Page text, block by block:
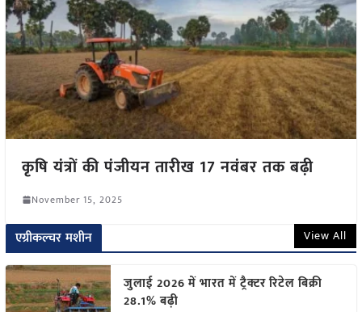
कृषि यंत्रों की पंजीयन तारीख 17 नवंबर तक बढ़ी
November 15, 2025
एग्रीकल्चर मशीन View All
जुलाई 2026 में भारत में ट्रैक्टर रिटेल बिक्री
28.1% बढ़ी